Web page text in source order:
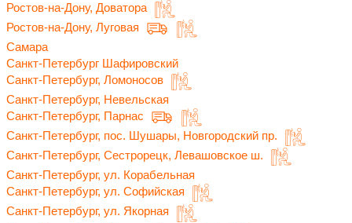
Ростов-на-Дону, Доватора
Ростов-на-Дону, Луговая
Самара
Санкт-Петербург Шафировский
Санкт-Петербург, Ломоносов
Санкт-Петербург, Невельская
Санкт-Петербург, Парнас
Санкт-Петербург, пос. Шушары, Новгородский пр.
Санкт-Петербург, Сестрорецк, Левашовское ш.
Санкт-Петербург, ул. Корабельная
Санкт-Петербург, ул. Софийская
Санкт-Петербург, ул. Якорная